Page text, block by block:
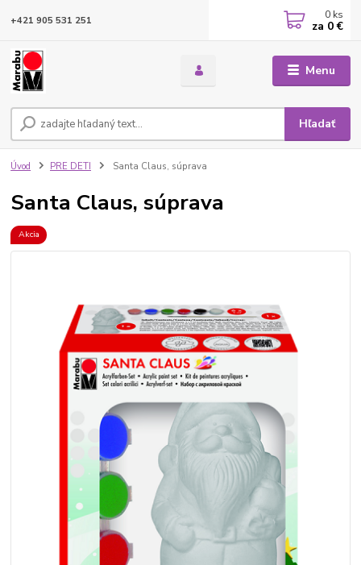
Menu
Hľadať
+421 905 531 251 0 ks
za 0 €
Úvod PRE DETI Santa Claus, súprava
Santa Claus, súprava
Akcia